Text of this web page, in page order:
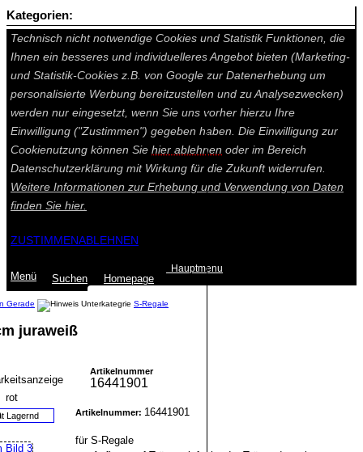
Auf dieser Seite werden technisch notwendige Cookies gesetzt.
Technisch nicht notwendige Cookies und Statistik Funktionen, die
Ihnen ein besseres und individuelleres Angebot bieten (Marketing-
und Statistik-Cookies z.B. von Google zur Datenerhebung um
personalisierte Werbung bereitzustellen und zu Analysezwecken)
werden nur eingesetzt, wenn Sie uns vorher hierzu Ihre
Einwilligung ("Zustimmen") gegeben haben. Die Einwilligung zur
Cookienutzung können Sie hier ablehnen oder im Bereich
Datenschutzerklärung mit Wirkung für die Zukunft widerrufen.
Weitere Informationen zur Erhebung und Verwendung von Daten
finden Sie hier.
ZUSTIMMENABLEHNEN
Menü Suchen Homepage
Hauptmenu
Gerade S-Regale
juraweiß
Lagernd
Artikelnummer
16441901
Artikelnummer: 16441901
für S-Regale
Kategorien: